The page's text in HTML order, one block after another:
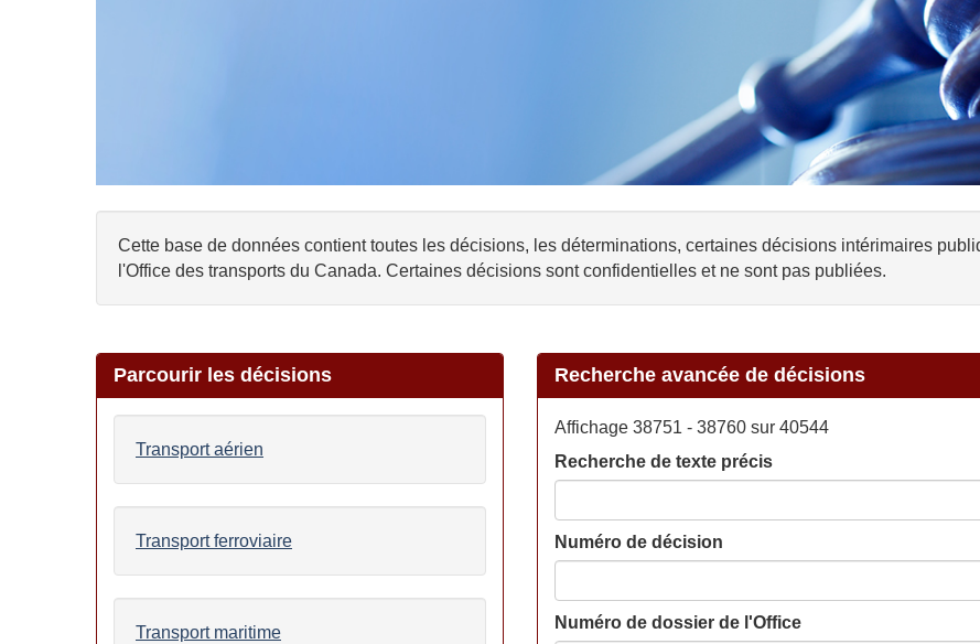
Cette base de données contient toutes les décisions, les déterminations, certaines décisions intérimaires
l'Office des transports du Canada. Certaines décisions sont confidentielles et ne sont pas publiées.
Parcourir les décisions
Transport aérien
Transport ferroviaire
Transport maritime
Recherche avancée de décisions
Affichage 38751 - 38760 sur 40544
Recherche de texte précis
Numéro de décision
Numéro de dossier de l'Office